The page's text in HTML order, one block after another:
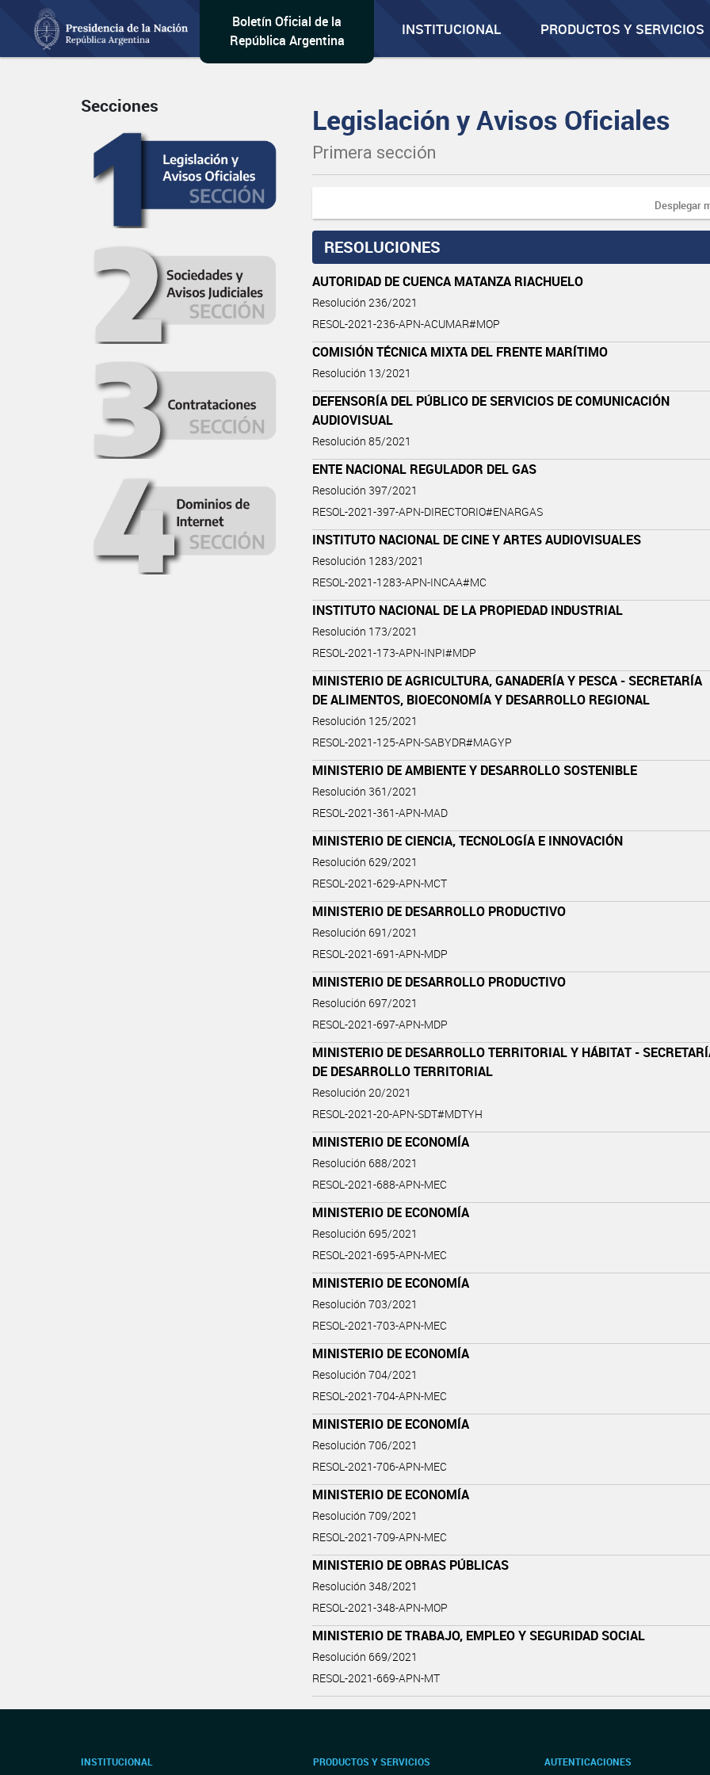
Boletín Oficial de la
República Argentina
INSTITUCIONAL PRODUCTOS Y SERVICIOS
Secciones Legislación y Avisos Oficiales
Primera sección
Desplegar
RESOLUCIONES
AUTORIDAD DE CUENCA MATANZA RIACHUELO
Resolución 236/2021
RESOL-2021-236-APN-ACUMAR#MOP
COMISIÓN TÉCNICA MIXTA DEL FRENTE MARÍTIMO
Resolución 13/2021
DEFENSORÍA DEL PÚBLICO DE SERVICIOS DE COMUNICACIÓN
AUDIOVISUAL
Resolución 85/2021
ENTE NACIONAL REGULADOR DEL GAS
Resolución 397/2021
RESOL-2021-397-APN-DIRECTORIO#ENARGAS
INSTITUTO NACIONAL DE CINE Y ARTES AUDIOVISUALES
Resolución 1283/2021
RESOL-2021-1283-APN-INCAA#MC
INSTITUTO NACIONAL DE LA PROPIEDAD INDUSTRIAL
Resolución 173/2021
RESOL-2021-173-APN-INPI#MDP
MINISTERIO DE AGRICULTURA, GANADERÍA Y PESCA - SECRETARÍA
DE ALIMENTOS, BIOECONOMÍA Y DESARROLLO REGIONAL
Resolución 125/2021
RESOL-2021-125-APN-SABYDR#MAGYP
MINISTERIO DE AMBIENTE Y DESARROLLO SOSTENIBLE
Resolución 361/2021
RESOL-2021-361-APN-MAD
MINISTERIO DE CIENCIA, TECNOLOGÍA E INNOVACIÓN
Resolución 629/2021
RESOL-2021-629-APN-MCT
MINISTERIO DE DESARROLLO PRODUCTIVO
Resolución 691/2021
RESOL-2021-691-APN-MDP
MINISTERIO DE DESARROLLO PRODUCTIVO
Resolución 697/2021
RESOL-2021-697-APN-MDP
MINISTERIO DE DESARROLLO TERRITORIAL Y HÁBITAT -
DE DESARROLLO TERRITORIAL
Resolución 20/2021
RESOL-2021-20-APN-SDT#MDTYH
MINISTERIO DE ECONOMÍA
Resolución 688/2021
RESOL-2021-688-APN-MEC
MINISTERIO DE ECONOMÍA
Resolución 695/2021
RESOL-2021-695-APN-MEC
MINISTERIO DE ECONOMÍA
Resolución 703/2021
RESOL-2021-703-APN-MEC
MINISTERIO DE ECONOMÍA
Resolución 704/2021
RESOL-2021-704-APN-MEC
MINISTERIO DE ECONOMÍA
Resolución 706/2021
RESOL-2021-706-APN-MEC
MINISTERIO DE ECONOMÍA
Resolución 709/2021
RESOL-2021-709-APN-MEC
MINISTERIO DE OBRAS PÚBLICAS
Resolución 348/2021
RESOL-2021-348-APN-MOP
MINISTERIO DE TRABAJO, EMPLEO Y SEGURIDAD SOCIAL
Resolución 669/2021
RESOL-2021-669-APN-MT
INSTITUCIONAL PRODUCTOS Y SERVICIOS AUTENTICACIONES